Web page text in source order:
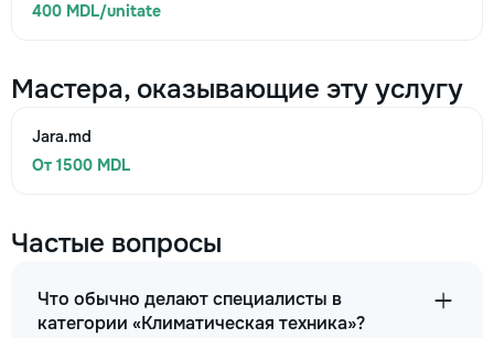
400 MDL/unitate
Мастера, оказывающие эту услугу
Jara.md
От 1500 MDL
Частые вопросы
Что обычно делают специалисты в
категории «Климатическая техника»?